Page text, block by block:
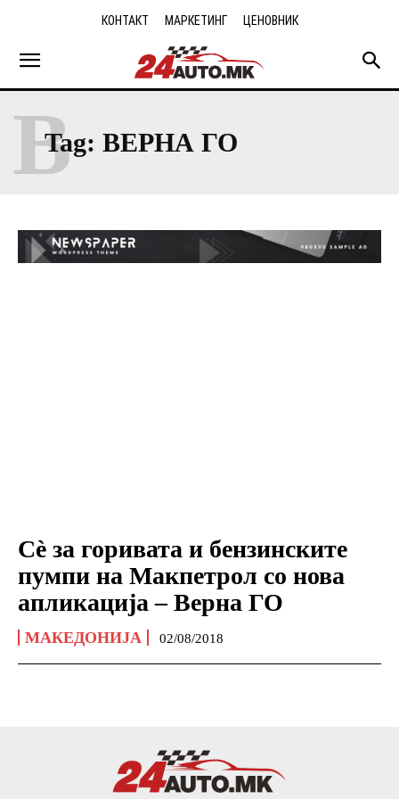
КОНТАКТ МАРКЕТИНГ ЦЕНОВНИК
Tag: ВЕРНА ГО
В
Сѐ за горивата и бензинските
пумпи на Макпетрол со нова
апликација – Верна ГО
МАКЕДОНИЈА 02/08/2018